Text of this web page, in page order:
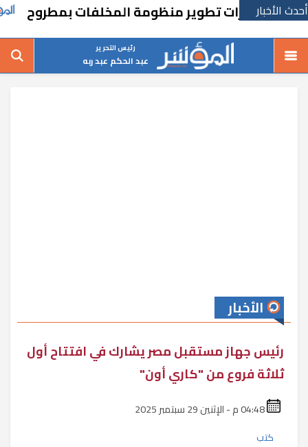
أحدث الأخبار
رئيس التحرير
عبد الحكم عبد ربه
الأخبار
رئيس جهاز مستقبل مصر يشارك في افتتاح أول
ثلاثة فروع من "كاري أون"
كتب